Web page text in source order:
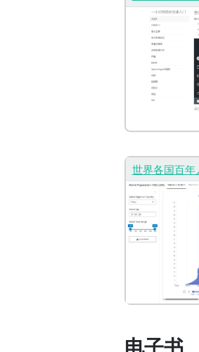
世界各国百年
电子书